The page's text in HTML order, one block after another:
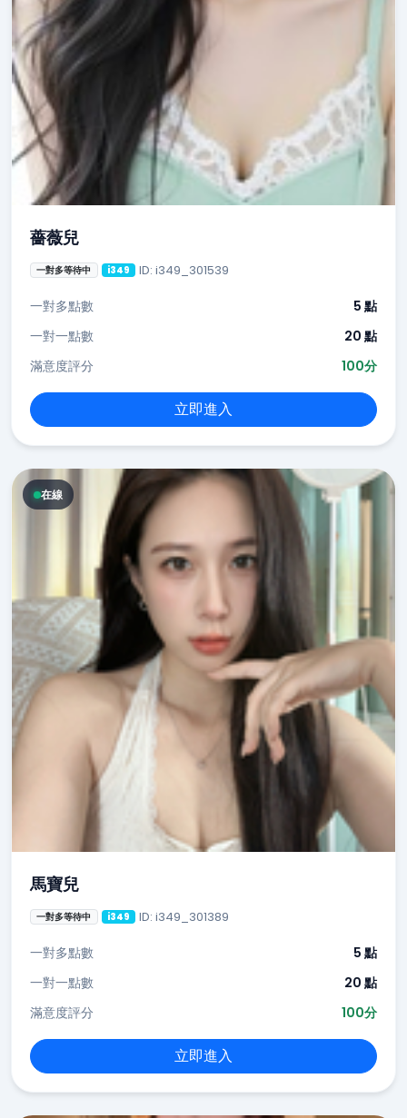
薔薇兒
一對多等待中 i349 ID: i349_301539
一對多點數
5 點
一對一點數
20 點
滿意度評分
100分
立即進入
在線
馬寶兒
一對多等待中 i349 ID: i349_301389
一對多點數
5 點
一對一點數
20 點
滿意度評分
100分
立即進入